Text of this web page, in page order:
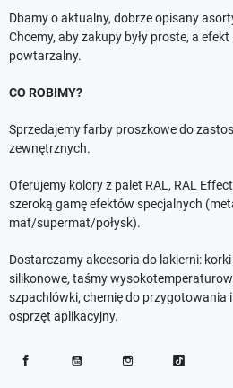
Dbamy o aktualny, dobrze opisany
Chcemy, aby zakupy były proste, a
powtarzalny.
CO ROBIMY?
Sprzedajemy farby proszkowe do
zewnętrznych.
Oferujemy kolory z palet RAL, RAL
szeroką gamę efektów specjalnych
mat/supermat/połysk).
Dostarczamy akcesoria do lakierni:
silikonowe, taśmy
szpachlówki, chemię do przygotowania
osprzęt aplikacyjny.